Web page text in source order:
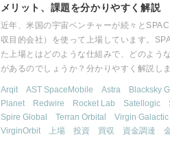
メリット、課題を分かりやすく解説
近年、米国の宇宙ベンチャーが続々と
収目的会社）を使って上場しています。
た上場とはどのような仕組みで、どのよう
があるのでしょうか？分かりやすく解説しま
Arqit AST SpaceMobile Astra
Blacksky
Planet
Redwire Rocket Lab Satellogic
Spire Global
Terran Orbital
Virgin Galactic
VirginOrbit
上場 投資 買収 資金調達